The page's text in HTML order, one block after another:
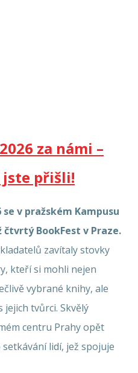
za námi –
přišli!
se v pražském Kampusu
BookFest v Praze.
zavítaly stovky
kteří si mohli nejen
vybrané knihy, ale
tvůrci. Skvělý
centru Prahy opět
lidí, jež spojuje